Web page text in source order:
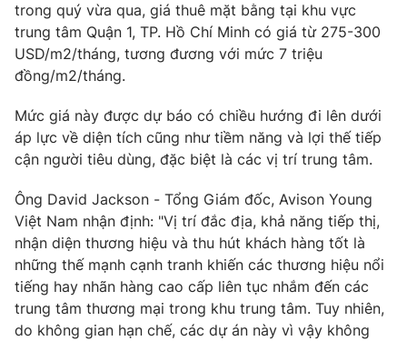
Cơ quan chủ quản:Đài Truyền hình Việt Nam
Cơ quan báo chí:Thời báo VTV
Giấy phép hoạt động báo in và báo điện tử số 483/GP-BTTTT
cấp ngày 29/12/2023
Phó Tổng Biên tập: Nguyễn Thị Mỹ Hạnh, Phạm Quốc Thắng,
Nguyễn Trọng Ninh
Tổng đài VTV:
024.38 355 931 - 024.38 355 932
Ðiện thoại Thời báo VTV: 024.66 897 897
Email:toasoan@vtv.vn
Liên hệ quảng cáo:024-7300.7108
trong quý vừa qua, giá thuê mặt bằng tại khu vực
trung tâm Quận 1, TP. Hồ Chí Minh có giá từ 275-300
USD/m2/tháng, tương đương với mức 7 triệu
đồng/m2/tháng.
Mức giá này được dự báo có chiều hướng đi lên dưới
áp lực về diện tích cũng như tiềm năng và lợi thế tiếp
cận người tiêu dùng, đặc biệt là các vị trí trung tâm.
Ông David Jackson - Tổng Giám đốc, Avison Young
Việt Nam nhận định: "Vị trí đắc địa, khả năng tiếp thị,
nhận diện thương hiệu và thu hút khách hàng tốt là
những thế mạnh cạnh tranh khiến các thương hiệu nổi
tiếng hay nhãn hàng cao cấp liên tục nhắm đến các
trung tâm thương mại trong khu trung tâm. Tuy nhiên,
do không gian hạn chế, các dự án này vì vậy không